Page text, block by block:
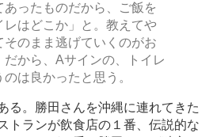
あったものだから、ご飯を
レはどこか」と。教えてや
そのまま逃げていくのがお
だから、Aサインの、トイレ
は良かったと思う。
る。勝田さんを沖縄に連れてきた
トランが飲食店の１番、伝説的な